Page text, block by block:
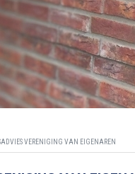
VERENIGING VAN EIGENAREN